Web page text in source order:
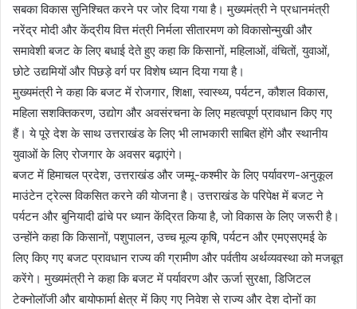
सबका विकास सुनिश्चित करने पर जोर दिया गया है। मुख्यमंत्री ने प्रधानमंत्री
नरेंद्र मोदी और केंद्रीय वित्त मंत्री निर्मला सीतारमण को विकासोन्मुखी और
समावेशी बजट के लिए बधाई देते हुए कहा कि किसानों, महिलाओं, वंचितों, युवाओं,
छोटे उद्यमियों और पिछड़े वर्ग पर विशेष ध्यान दिया गया है।
मुख्यमंत्री ने कहा कि बजट में रोजगार, शिक्षा, स्वास्थ्य, पर्यटन, कौशल विकास,
महिला सशक्तिकरण, उद्योग और अवसंरचना के लिए महत्वपूर्ण प्रावधान किए गए
हैं। ये पूरे देश के साथ उत्तराखंड के लिए भी लाभकारी साबित होंगे और स्थानीय
युवाओं के लिए रोजगार के अवसर बढ़ाएंगे।
बजट में हिमाचल प्रदेश, उत्तराखंड और जम्मू-कश्मीर के लिए पर्यावरण-अनुकूल
माउंटेन ट्रेल्स विकसित करने की योजना है। उत्तराखंड के परिपेक्ष में बजट ने
पर्यटन और बुनियादी ढांचे पर ध्यान केंद्रित किया है, जो विकास के लिए जरूरी है।
उन्होंने कहा कि किसानों, पशुपालन, उच्च मूल्य कृषि, पर्यटन और एमएसएमई के
लिए किए गए बजट प्रावधान राज्य की ग्रामीण और पर्वतीय अर्थव्यवस्था को मजबूत
करेंगे। मुख्यमंत्री ने कहा कि बजट में पर्यावरण और ऊर्जा सुरक्षा, डिजिटल
टेक्नोलॉजी और बायोफार्मा क्षेत्र में किए गए निवेश से राज्य और देश दोनों का